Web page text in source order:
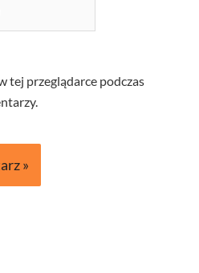
tej przeglądarce podczas